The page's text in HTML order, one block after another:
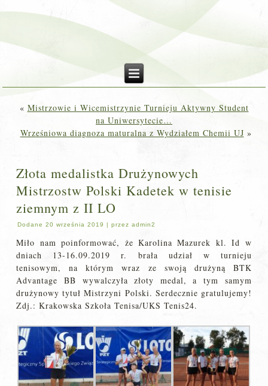
« Mistrzowie i Wicemistrzynie Turnieju Aktywny Student
na Uniwersytecie…
Wrześniowa diagnoza maturalna z Wydziałem Chemii UJ »
Złota medalistka Drużynowych
Mistrzostw Polski Kadetek w tenisie
ziemnym z II LO
Dodane 20 września 2019 |przez admin2
Miło nam poinformować, że Karolina Mazurek kl. Id w
dniach 13-16.09.2019 r. brała udział w turnieju
tenisowym, na którym wraz ze swoją drużyną BTK
Advantage BB wywalczyła złoty medal, a tym samym
drużynowy tytuł Mistrzyni Polski. Serdecznie gratulujemy!
Zdj.: Krakowska Szkoła Tenisa/UKS Tenis24.